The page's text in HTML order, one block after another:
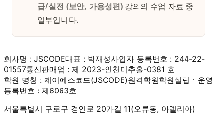
급/실전 (보안, 가용성편) 강의의 수업 자료 중
일부입니다.
회사명 : JSCODE대표 : 박재성사업자 등록번호 : 244-22-
01557통신판매업 : 제 2023-인천미추홀-0381 호
학원 명칭 : 제이에스코드(JSCODE)원격학원학원설립ㆍ운영
등록번호 : 제6063호
서울특별시 구로구 경인로 20가길 11(오류동, 아델리아)